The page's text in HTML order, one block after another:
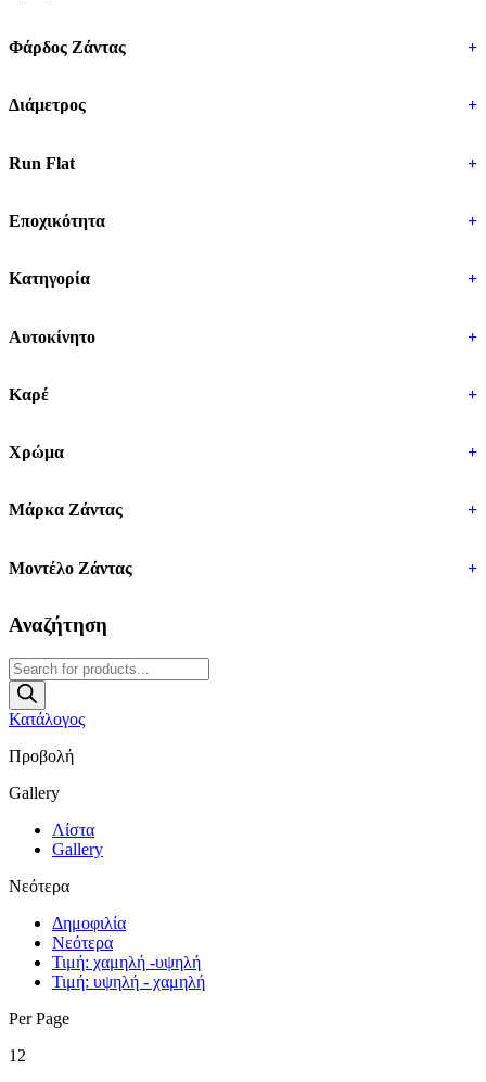
Φάρδος Ζάντας +
Διάμετρος +
Run Flat +
Εποχικότητα +
Κατηγορία +
Αυτοκίνητο +
Καρέ +
Χρώμα +
Μάρκα Ζάντας +
Μοντέλο Ζάντας +
Αναζήτηση
Products
search
Κατάλογος
Προβολή
Gallery
Λίστα
Gallery
Νεότερα
Δημοφιλία
Νεότερα
Τιμή: χαμηλή -υψηλή
Τιμή: υψηλή - χαμηλή
Per Page
12